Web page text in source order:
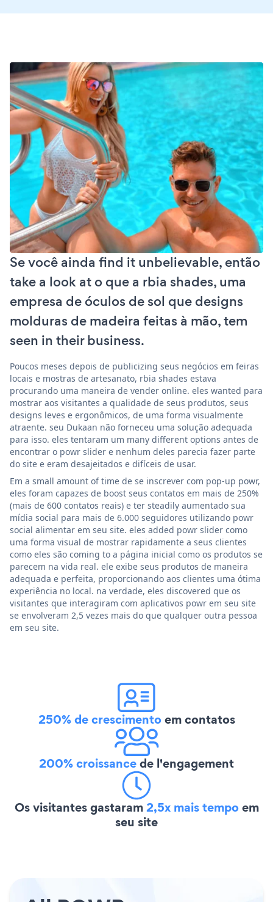
Se você ainda find it unbelievable, então
take a look at o que a rbia shades, uma
empresa de óculos de sol que designs
molduras de madeira feitas à mão, tem
seen in their business.
Poucos meses depois de publicizing seus negócios em feiras
locais e mostras de artesanato, rbia shades estava
procurando uma maneira de vender online. eles wanted para
mostrar aos visitantes a qualidade de seus produtos, seus
designs leves e ergonômicos, de uma forma visualmente
atraente. seu Dukaan não forneceu uma solução adequada
para isso. eles tentaram um many different options antes de
encontrar o powr slider e nenhum deles parecia fazer parte
do site e eram desajeitados e difíceis de usar.
Em a small amount of time de se inscrever com pop-up powr,
eles foram capazes de boost seus contatos em mais de 250%
(mais de 600 contatos reais) e ter steadily aumentado sua
mídia social para mais de 6.000 seguidores utilizando powr
social alimentar em seu site. eles added powr slider como
uma forma visual de mostrar rapidamente a seus clientes
como eles são coming to a página inicial como os produtos se
parecem na vida real. ele exibe seus produtos de maneira
adequada e perfeita, proporcionando aos clientes uma ótima
experiência no local. na verdade, eles discovered que os
visitantes que interagiram com aplicativos powr em seu site
se envolveram 2,5 vezes mais do que qualquer outra pessoa
em seu site.
250% de crescimentoem contatos
200% croissancede l'engagement
Os visitantes gastaram2,5x mais tempoem
seu site